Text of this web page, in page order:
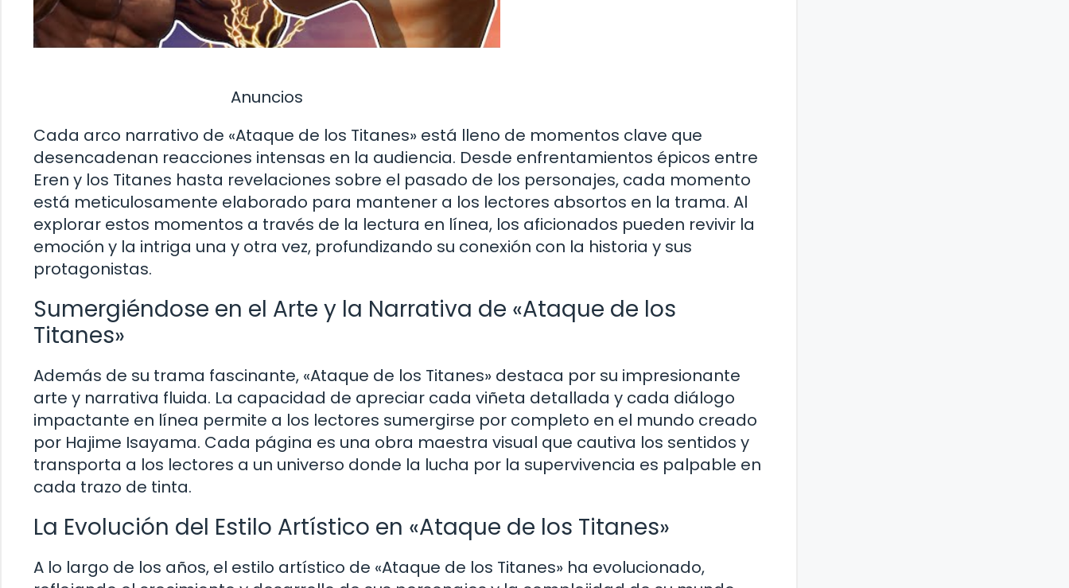
Anuncios
Cada arco narrativo de «Ataque de los Titanes» está lleno de momentos clave que
desencadenan reacciones intensas en la audiencia. Desde enfrentamientos épicos entre
Eren y los Titanes hasta revelaciones sobre el pasado de los personajes, cada momento
está meticulosamente elaborado para mantener a los lectores absortos en la trama. Al
explorar estos momentos a través de la lectura en línea, los aficionados pueden revivir la
emoción y la intriga una y otra vez, profundizando su conexión con la historia y sus
protagonistas.
Sumergiéndose en el Arte y la Narrativa de «Ataque de los
Titanes»
Además de su trama fascinante, «Ataque de los Titanes» destaca por su impresionante
arte y narrativa fluida. La capacidad de apreciar cada viñeta detallada y cada diálogo
impactante en línea permite a los lectores sumergirse por completo en el mundo creado
por Hajime Isayama. Cada página es una obra maestra visual que cautiva los sentidos y
transporta a los lectores a un universo donde la lucha por la supervivencia es palpable en
cada trazo de tinta.
La Evolución del Estilo Artístico en «Ataque de los Titanes»
A lo largo de los años, el estilo artístico de «Ataque de los Titanes» ha evolucionado,